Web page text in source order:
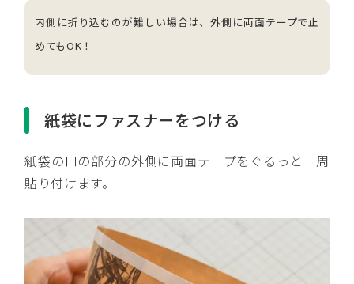
内側に折り込むのが難しい場合は、外側に両面テープで止
めてもOK！
紙袋にファスナーをつける
紙袋の口の部分の外側に両面テープをぐるっと一周
貼り付けます。